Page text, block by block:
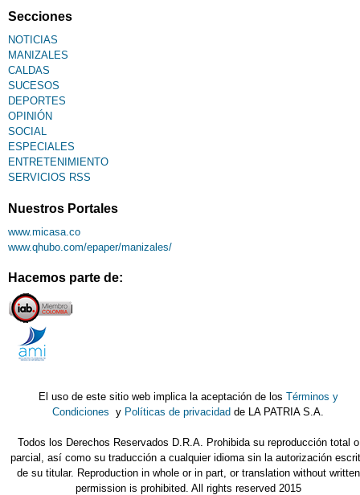
Secciones
NOTICIAS
MANIZALES
CALDAS
SUCESOS
DEPORTES
OPINIÓN
SOCIAL
ESPECIALES
ENTRETENIMIENTO
SERVICIOS RSS
Nuestros Portales
www.micasa.co
www.qhubo.com/epaper/manizales/
Hacemos parte de:
El uso de este sitio web implica la aceptación de los Términos y
Condiciones y Políticas de privacidad de LA PATRIA S.A.
Todos los Derechos Reservados D.R.A. Prohibida su reproducción total o
parcial, así como su traducción a cualquier idioma sin la autorización
de su titular. Reproduction in whole or in part, or translation without written
permission is prohibited. All rights reserved 2015